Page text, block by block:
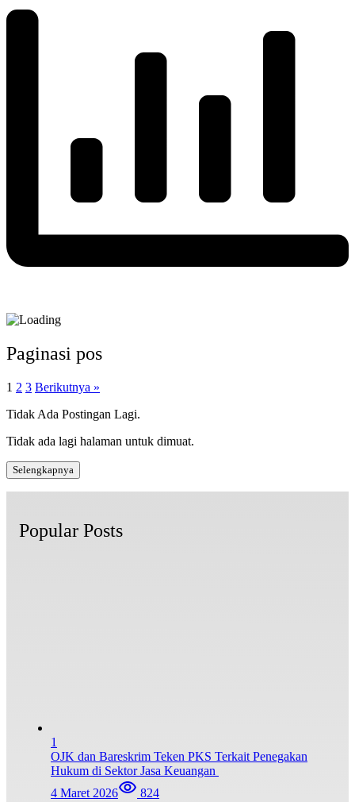
Paginasi pos
1 2 3 Berikutnya »
Tidak Ada Postingan Lagi.
Tidak ada lagi halaman untuk dimuat.
Selengkapnya
Popular Posts
1
OJK dan Bareskrim Teken PKS Terkait Penegakan
Hukum di Sektor Jasa Keuangan
4 Maret 2026
824